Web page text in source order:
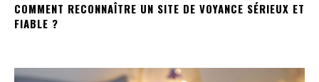
COMMENT RECONNAÎTRE UN SITE DE VOYANCE SÉRIEUX ET
FIABLE ?